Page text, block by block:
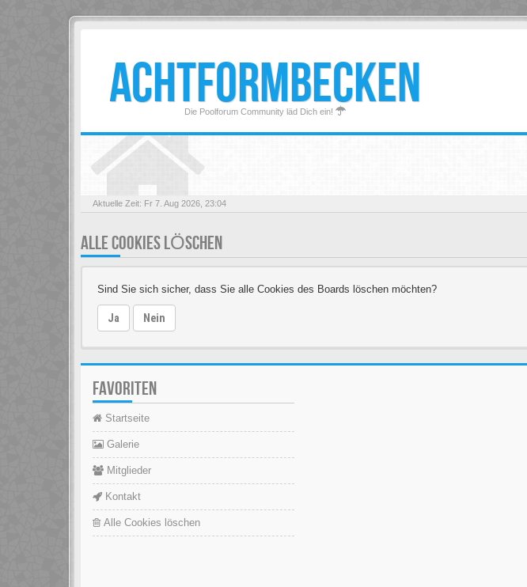
ACHTFORMBECKEN
Die Poolforum Community läd Dich ein!
Aktuelle Zeit: Fr 7. Aug 2026, 23:04
ALLE COOKIES LÖSCHEN
Sind Sie sich sicher, dass Sie alle Cookies des Boards löschen möchten?
Ja Nein
FAVORITEN
Startseite
Galerie
Mitglieder
Kontakt
Alle Cookies löschen